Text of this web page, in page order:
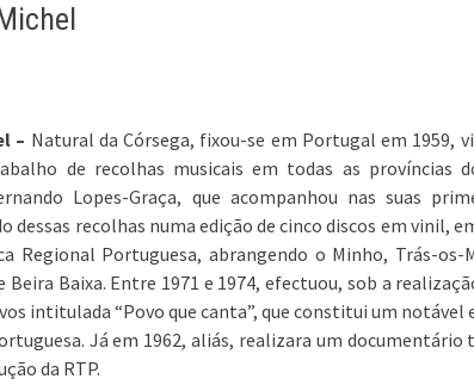
– Natural da Córsega, fixou-se em Portugal em 1959,
de recolhas musicais em todas as províncias
Lopes-Graça, que acompanhou nas suas
dessas recolhas numa edição de cinco discos em vinil,
Regional Portuguesa, abrangendo o Minho, Trás-
Baixa. Entre 1971 e 1974, efectuou, sob a
intitulada “Povo que canta”, que constitui um
Já em 1962, aliás, realizara um documentário
da RTP.